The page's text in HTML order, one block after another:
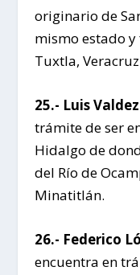
originario de
mismo estado y
Tuxtla,
25.- Luis
trámite de ser
Hidalgo de
del Río de
Minatitlán.
26.- Federico
encuentra en